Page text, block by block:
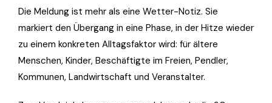
Die Meldung ist mehr als eine Wetter-Notiz. Sie
markiert den Übergang in eine Phase, in der Hitze wieder
zu einem konkreten Alltagsfaktor wird: für ältere
Menschen, Kinder, Beschäftigte im Freien, Pendler,
Kommunen, Landwirtschaft und Veranstalter.